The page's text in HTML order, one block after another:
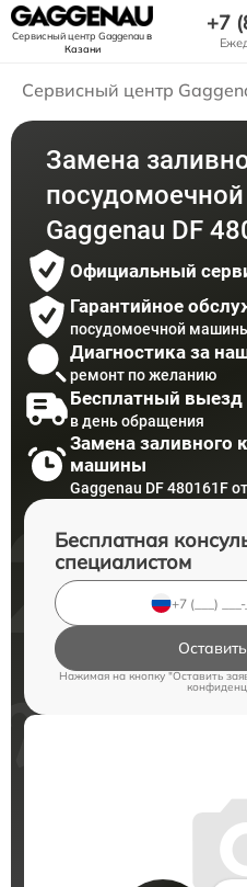
Сервисный центр Gaggenauв
Казани
+7
Сервисный центр
Замена
Gaggenau DF
Официальный
Гарантийное
посудомоечной
Диагностика за
ремонт по желанию
Бесплатный выезд
в день обращения
Замена заливного
машины
Gaggenau DF 480161F
Бесплатная
специалистом
Нажимая на кнопку "Оставить